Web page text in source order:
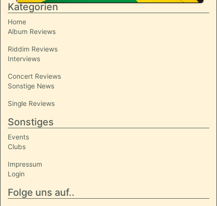
Kategorien
Home
Album Reviews
Riddim Reviews
Interviews
Concert Reviews
Sonstige News
Single Reviews
Sonstiges
Events
Clubs
Impressum
Login
Folge uns auf..